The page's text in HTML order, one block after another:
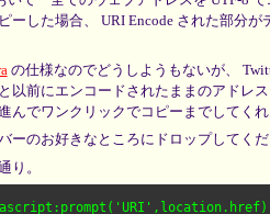
ーした場合、 URI Encode された部分
の仕様なのでどうしようもないが、
以前にエンコードされたままのアドレ
んでワンクリックでコピーまでしてく
ーのお好きなところにドロップしてくだ
り。